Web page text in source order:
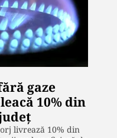
gaze
10% din
livrează 10% din